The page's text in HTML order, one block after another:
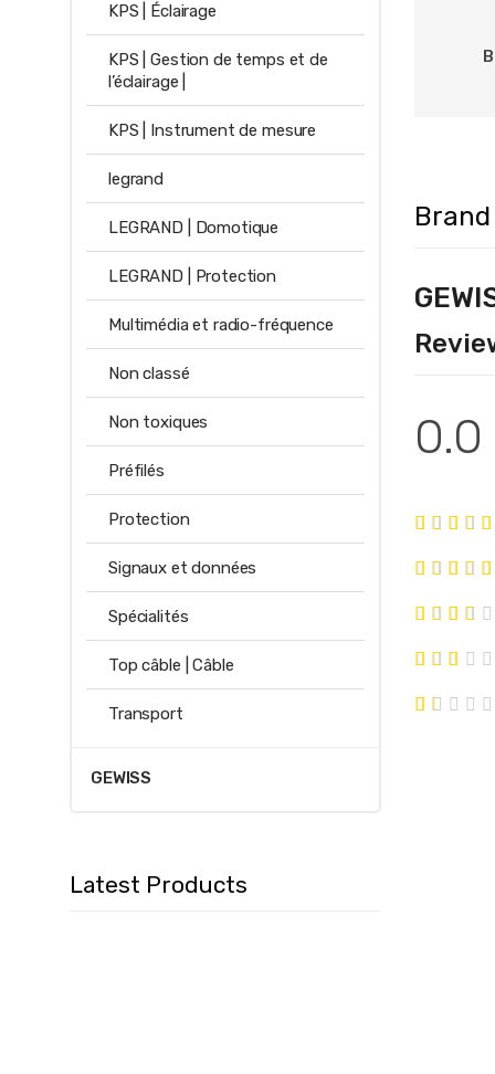
Brand
0.0
KPS | Éclairage
KPS | Gestion de temps et de
l’éclairage |
KPS | Instrument de mesure
legrand
LEGRAND | Domotique
LEGRAND | Protection
Multimédia et radio-fréquence
Non classé
Non toxiques
Préfilés
Protection
Signaux et données
Spécialités
Top câble | Câble
Transport
GEWISS
Latest Products